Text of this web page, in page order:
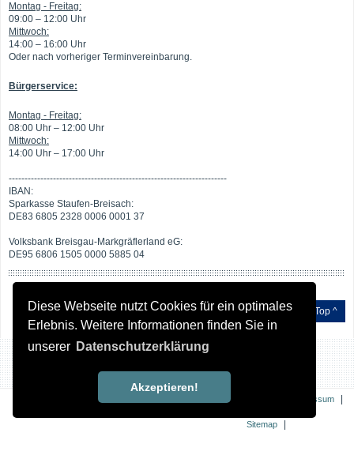
Diese Webseite nutzt Cookies für ein optimales
Erlebnis. Weitere Informationen finden Sie in
unserer Datenschutzerklärung
Akzeptieren!
Montag - Freitag:
09:00 – 12:00 Uhr
Mittwoch:
14:00 – 16:00 Uhr
Oder nach vorheriger Terminvereinbarung.
Bürgerservice:
Montag - Freitag:
08:00 Uhr – 12:00 Uhr
Mittwoch:
14:00 Uhr – 17:00 Uhr
---------------------------------------------------------------------
IBAN:
Sparkasse Staufen-Breisach:
DE83 6805 2328 0006 0001 37
Volksbank Breisgau-Markgräflerland eG:
DE95 6806 1505 0000 5885 04
Top ^
Impressum |
Sitemap |